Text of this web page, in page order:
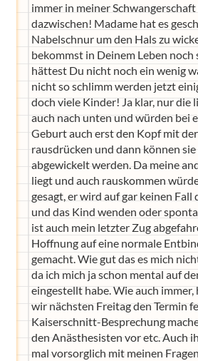
immer in meiner
dazwischen! Madame hat es
Nabelschnur um den Hals zu
bekommst in Deinem Leben
hättest Du nicht noch ein wenig
nicht so schlimm werden jetzt
doch viele Kinder! Ja klar, nur die
auch nach unten und würden bei
Geburt auch erst den Kopf mit
rausdrücken und dann können
abgewickelt werden. Da meine
liegt und auch rauskommen
gesagt, er wird auf gar keinen Fall
und das Kind wenden oder
ist auch mein letzter Zug
Hoffnung auf eine normale
gemacht. Wie gut das es mich
da ich mich ja schon mental auf
eingestellt habe. Wie auch immer,
wir nächsten Freitag den Termin
Kaiserschnitt-Besprechung
den Anästhesisten vor etc. Auch
mal vorsorglich mit meinen